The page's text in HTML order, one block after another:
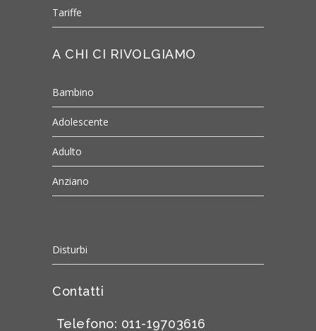
Tariffe
A CHI CI RIVOLGIAMO
Bambino
Adolescente
Adulto
Anziano
Disturbi
Contatti
Telefono: 011-19703616